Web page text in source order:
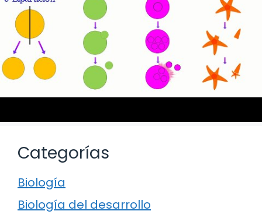
Categorías
Biología
Biología del desarrollo